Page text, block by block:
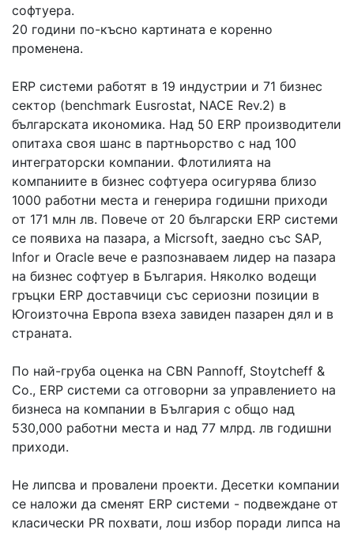
софтуера.
20 години по-късно картината е коренно
променена.
ERP системи работят в 19 индустрии и 71 бизнес
сектор (benchmark Eusrostat, NACE Rev.2) в
българската икономика. Над 50 ERP производители
опитаха своя шанс в партньорство с над 100
интеграторски компании. Флотилията на
компаниите в бизнес софтуера осигурява близо
1000 работни места и генерира годишни приходи
от 171 млн лв. Повече от 20 български ERP системи
се появиха на пазара, а Micrsoft, заедно със SAP,
Infor и Oracle вече е разпознаваем лидер на пазара
на бизнес софтуер в България. Няколко водещи
гръцки ERP доставчици със сериозни позиции в
Югоизточна Европа взеха завиден пазарен дял и в
страната.
По най-груба оценка на CBN Pannoff, Stoytcheff &
Co., ERP системи са отговорни за управлението на
бизнеса на компании в България с общо над
530,000 работни места и над 77 млрд. лв годишни
приходи.
Не липсва и провалени проекти. Десетки компании
се наложи да сменят ERP системи - подвеждане от
класически PR похвати, лош избор поради липса на